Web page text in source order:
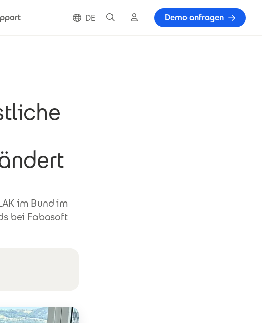
DE SucheCloud LoginDemo anfragen
im Bund im
bei Fabasoft